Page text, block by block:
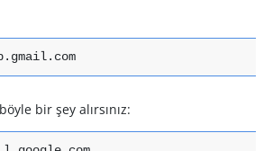
bir şey alırsınız: